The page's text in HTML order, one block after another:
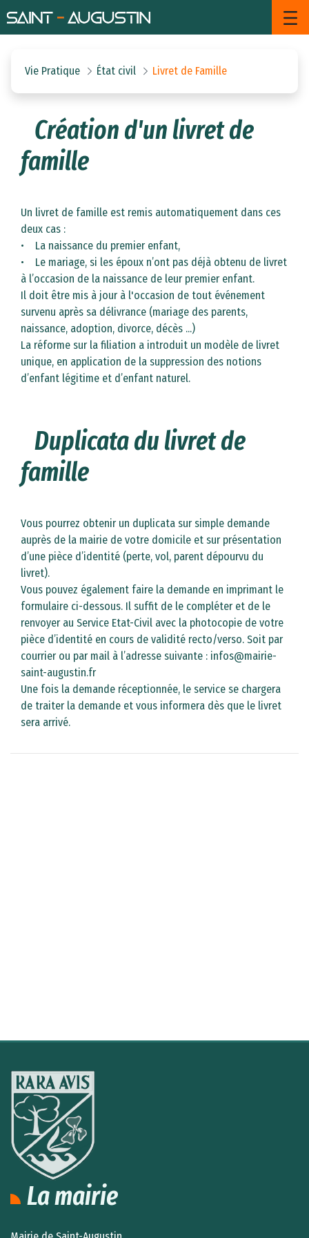
Saut au contenu principal
Livret de Famille - Saint
Vie Pratique État civil Livret de Famille
Création d'un livret de
famille
Un livret de famille est remis automatiquement dans ces
deux cas :
• La naissance du premier enfant,
• Le mariage, si les époux n’ont pas déjà obtenu de livret
à l’occasion de la naissance de leur premier enfant.
Il doit être mis à jour à l'occasion de tout événement
survenu après sa délivrance (mariage des parents,
naissance, adoption, divorce, décès ...)
La réforme sur la filiation a introduit un modèle de livret
unique, en application de la suppression des notions
d’enfant légitime et d’enfant naturel.
Duplicata du livret de
famille
Vous pourrez obtenir un duplicata sur simple demande
auprès de la mairie de votre domicile et sur présentation
d’une pièce d’identité (perte, vol, parent dépourvu du
livret).
Vous pouvez également faire la demande en imprimant le
formulaire ci-dessous. Il suffit de le compléter et de le
renvoyer au Service Etat-Civil avec la photocopie de votre
pièce d’identité en cours de validité recto/verso. Soit par
courrier ou par mail à l’adresse suivante : infos@mairie-
saint-augustin.fr
Une fois la demande réceptionnée, le service se chargera
de traiter la demande et vous informera dès que le livret
sera arrivé.
La mairie